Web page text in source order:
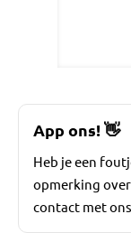
App ons!👋
Heb je een
opmerking
contact met